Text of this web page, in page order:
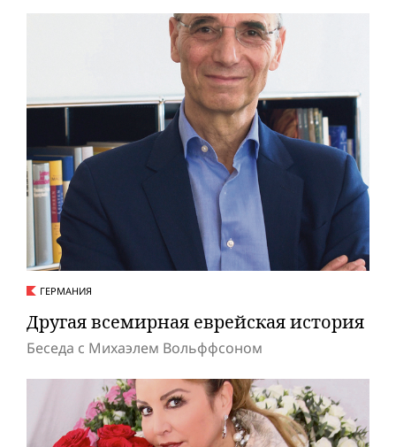
ГЕРМАНИЯ
Другая всемирная еврейская история
Беседа с Михаэлем Вольффсоном